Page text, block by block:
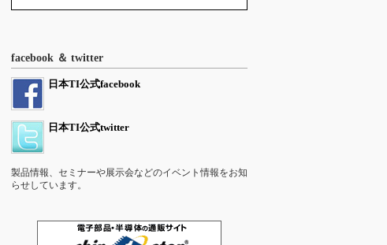
facebook ＆ twitter
日本TI公式facebook
日本TI公式twitter
製品情報、セミナーや展示会などのイベント情報をお知
らせしています。